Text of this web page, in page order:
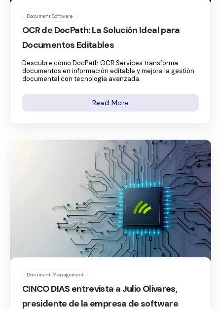
Document Software
OCR de DocPath: La Solución Ideal para
Documentos Editables
Descubre cómo DocPath OCR Services transforma
documentos en información editable y mejora la gestión
documental con tecnología avanzada.
Read More
Document Management
CINCO DIAS entrevista a Julio Olivares,
presidente de la empresa de software